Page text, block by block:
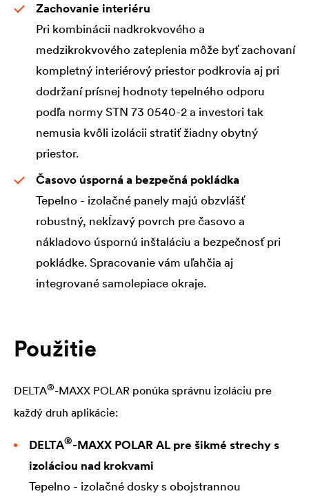
Zachovanie interiéru
Pri kombinácii nadkrokvového a
medzikrokvového zateplenia môže byť zachovaní
kompletný interiérový priestor podkrovia aj pri
dodržaní prísnej hodnoty tepelného odporu
podľa normy STN 73 0540-2 a investori tak
nemusia kvôli izolácii stratiť žiadny obytný
priestor.
Časovo úsporná a bezpečná pokládka
Tepelno - izolačné panely majú obzvlášť
robustný, nekĺzavý povrch pre časovo a
nákladovo úspornú inštaláciu a bezpečnosť pri
pokládke. Spracovanie vám uľahčia aj
integrované samolepiace okraje.
Použitie
DELTA®-MAXX POLAR ponúka správnu izoláciu pre
každý druh aplikácie:
DELTA®-MAXX POLAR AL pre šikmé strechy s
izoláciou nad krokvami
Tepelno - izolačné dosky s obojstrannou